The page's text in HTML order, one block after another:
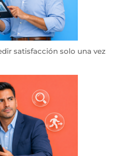
satisfacción solo una vez